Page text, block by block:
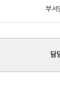
부서
담